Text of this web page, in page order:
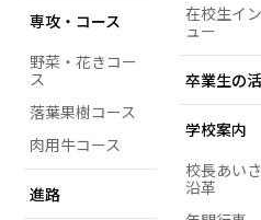
専攻・コース
野菜・花きコー
ス
落葉果樹コース
肉用牛コース
進路
在校生イ
ュー
卒業生の
学校案内
校長あい
沿革